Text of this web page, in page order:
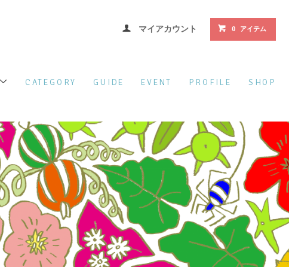
マイアカウント 0 アイテム
SHOP
PROFILE
EVENT
GUIDE
CATEGORY